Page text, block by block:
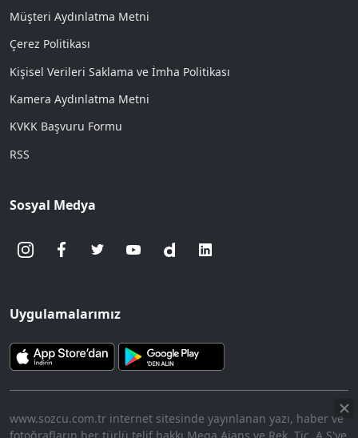
Müşteri Aydınlatma Metni
Çerez Politikası
Kişisel Verileri Saklama ve İmha Politikası
Kamera Aydınlatma Metni
KVKK Başvuru Formu
RSS
Sosyal Medya
Uygulamalarımız
www.sozcu.com.tr internet sitesinde yayınlanan yazı, haber ve